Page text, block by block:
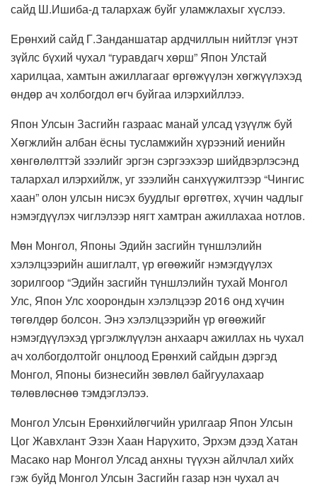
сайд Ш.Ишиба-д талархаж буйг уламжлахыг хүслээ.
Ерөнхий сайд Г.Занданшатар ардчиллын нийтлэг үнэт
зүйлс бүхий чухал “гуравдагч хөрш” Япон Улстай
харилцаа, хамтын ажиллагааг өргөжүүлэн хөгжүүлэхэд
өндөр ач холбогдол өгч буйгаа илэрхийллээ.
Япон Улсын Засгийн газраас манай улсад үзүүлж буй
Хөгжлийн албан ёсны тусламжийн хүрээний иенийн
хөнгөлөлттэй зээлийг эргэн сэргээхээр шийдвэрлэсэнд
талархал илэрхийлж, уг зээлийн санхүүжилтээр “Чингис
хаан” олон улсын нисэх буудлыг өргөтгөх, хүчин чадлыг
нэмэгдүүлэх чиглэлээр нягт хамтран ажиллахаа нотлов.
Мөн Монгол, Японы Эдийн засгийн түншлэлийн
хэлэлцээрийн ашиглалт, үр өгөөжийг нэмэгдүүлэх
зорилгоор “Эдийн засгийн түншлэлийн тухай Монгол
Улс, Япон Улс хоорондын хэлэлцээр 2016 онд хүчин
төгөлдөр болсон. Энэ хэлэлцээрийн үр өгөөжийг
нэмэгдүүлэхэд үргэлжлүүлэн анхаарч ажиллах нь чухал
ач холбогдолтойг онцлоод Ерөнхий сайдын дэргэд
Монгол, Японы бизнесийн зөвлөл байгуулахаар
төлөвлөснөө тэмдэглэлээ.
Монгол Улсын Ерөнхийлөгчийн урилгаар Япон Улсын
Цог Жавхлант Эзэн Хаан Нарүхито, Эрхэм дээд Хатан
Масако нар Монгол Улсад анхны түүхэн айлчлал хийх
гэж буйд Монгол Улсын Засгийн газар нэн чухал ач